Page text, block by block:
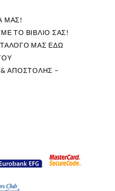
ΜΑΣ!
ΤΟ ΒΙΒΛΙΟ ΣΑΣ!
ΜΑΣ ΕΔΩ
& ΑΠΟΣΤΟΛΗΣ –